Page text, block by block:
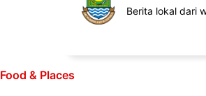
Berita lokal dari
Food & Places